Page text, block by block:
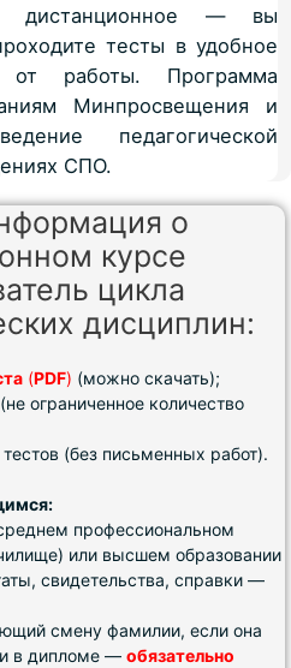
дистанционное — вы
тесты в удобное
работы. Программа
Минпросвещения и
педагогической
СПО.
о
курсе
цикла
дисциплин:
(PDF) (можно скачать);
ограниченное количество
(без письменных работ).
профессиональном
или высшем образовании
свидетельства, справки —
смену фамилии, если она
и в дипломе — обязательно